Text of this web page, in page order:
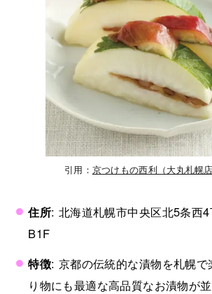
引用： 京つけもの西利（大丸札幌
住所: 北海道札幌市中央区北5条西
B1F
特徴: 京都の伝統的な漬物を札幌
り物にも最適な高品質なお漬物が並